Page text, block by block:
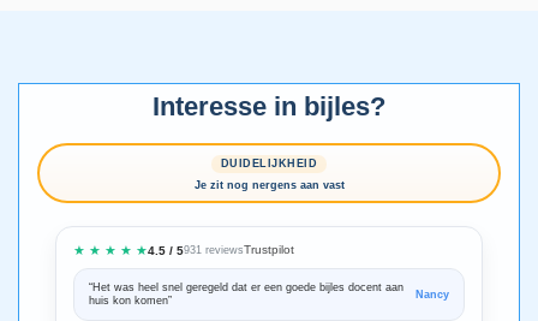
Interesse in bijles?
DUIDELIJKHEID
Je zit nog nergens aan vast
★ ★ ★ ★ ★4.5 / 5931 reviewsTrustpilot
“Het was heel snel geregeld dat er een goede bijles docent aan
huis kon komen”
Nancy